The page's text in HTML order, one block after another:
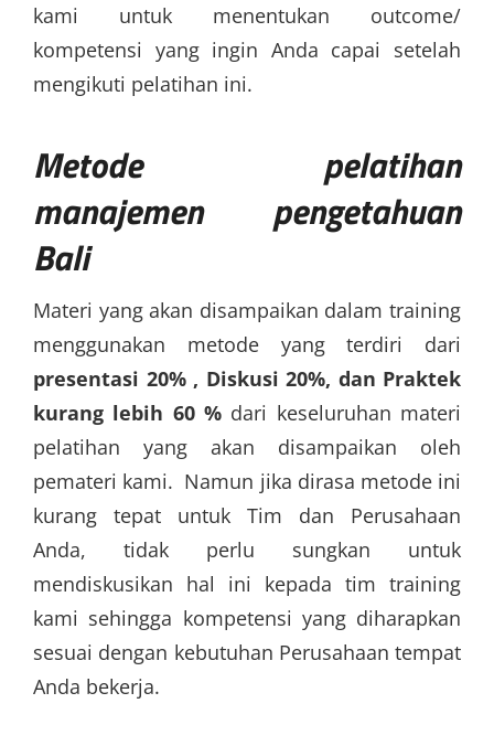
kami untuk menentukan outcome/
kompetensi yang ingin Anda capai setelah
mengikuti pelatihan ini.
Metode pelatihan
manajemen pengetahuan
Bali
Materi yang akan disampaikan dalam training
menggunakan metode yang terdiri dari
presentasi 20% , Diskusi 20%, dan Praktek
kurang lebih 60 % dari keseluruhan materi
pelatihan yang akan disampaikan oleh
pemateri kami. Namun jika dirasa metode ini
kurang tepat untuk Tim dan Perusahaan
Anda, tidak perlu sungkan untuk
mendiskusikan hal ini kepada tim training
kami sehingga kompetensi yang diharapkan
sesuai dengan kebutuhan Perusahaan tempat
Anda bekerja.